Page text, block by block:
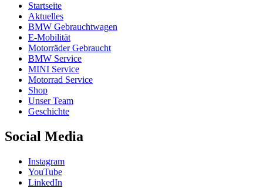
Startseite
Aktuelles
BMW Gebrauchtwagen
E-Mobilität
Motorräder Gebraucht
BMW Service
MINI Service
Motorrad Service
Shop
Unser Team
Geschichte
Social Media
Instagram
YouTube
LinkedIn